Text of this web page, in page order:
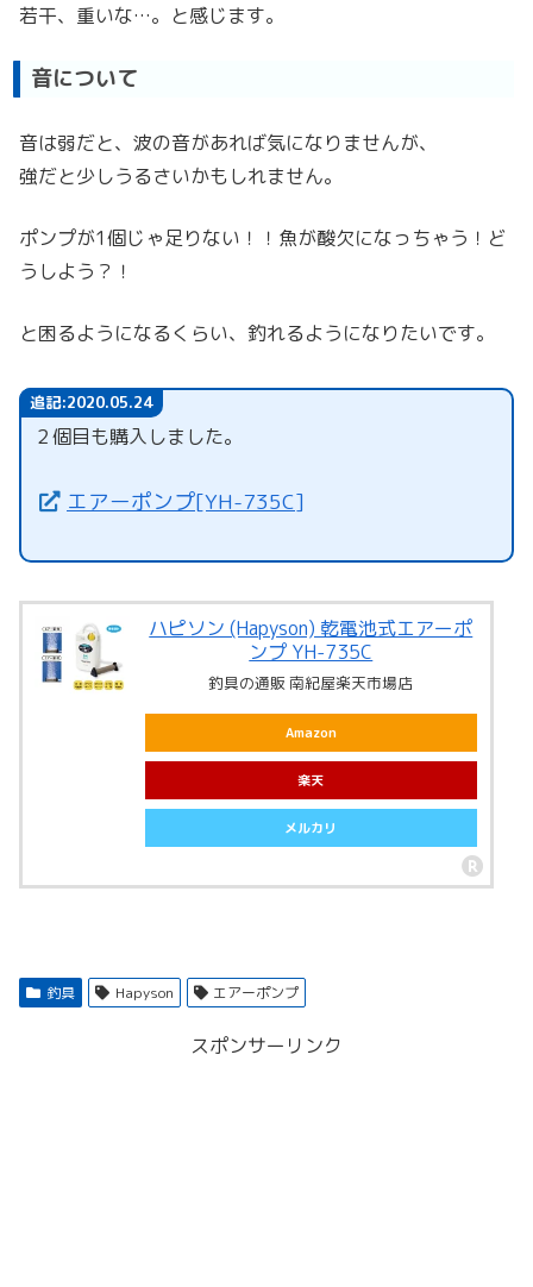
若干、重いな…。と感じます。
音について
音は弱だと、波の音があれば気になりませんが、
強だと少しうるさいかもしれません。
ポンプが1個じゃ足りない！！魚が酸欠になっちゃう！ど
うしよう？！
と困るようになるくらい、釣れるようになりたいです。
追記:2020.05.24
２個目も購入しました。
エアーポンプ[YH-735C]
ハピソン (Hapyson) 乾電池式エアーポ
ンプ YH-735C
釣具の通販 南紀屋楽天市場店
Amazon
楽天
メルカリ
釣具 Hapyson エアーポンプ
スポンサーリンク